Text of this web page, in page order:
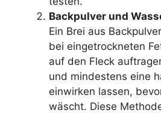
Backpulver und
Ein Brei aus
bei eingetrockneten
auf den Fleck
und mindestens eine
einwirken lassen,
wäscht. Diese